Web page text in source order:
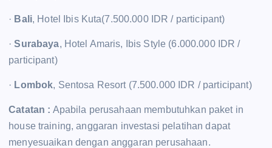
· Bali, Hotel Ibis Kuta(7.500.000 IDR / participant)
·Surabaya, Hotel Amaris, Ibis Style (6.000.000 IDR /
participant)
· Lombok, Sentosa Resort (7.500.000 IDR / participant)
Catatan : Apabila perusahaan membutuhkan paket in
house training, anggaran investasi pelatihan dapat
menyesuaikan dengan anggaran perusahaan.